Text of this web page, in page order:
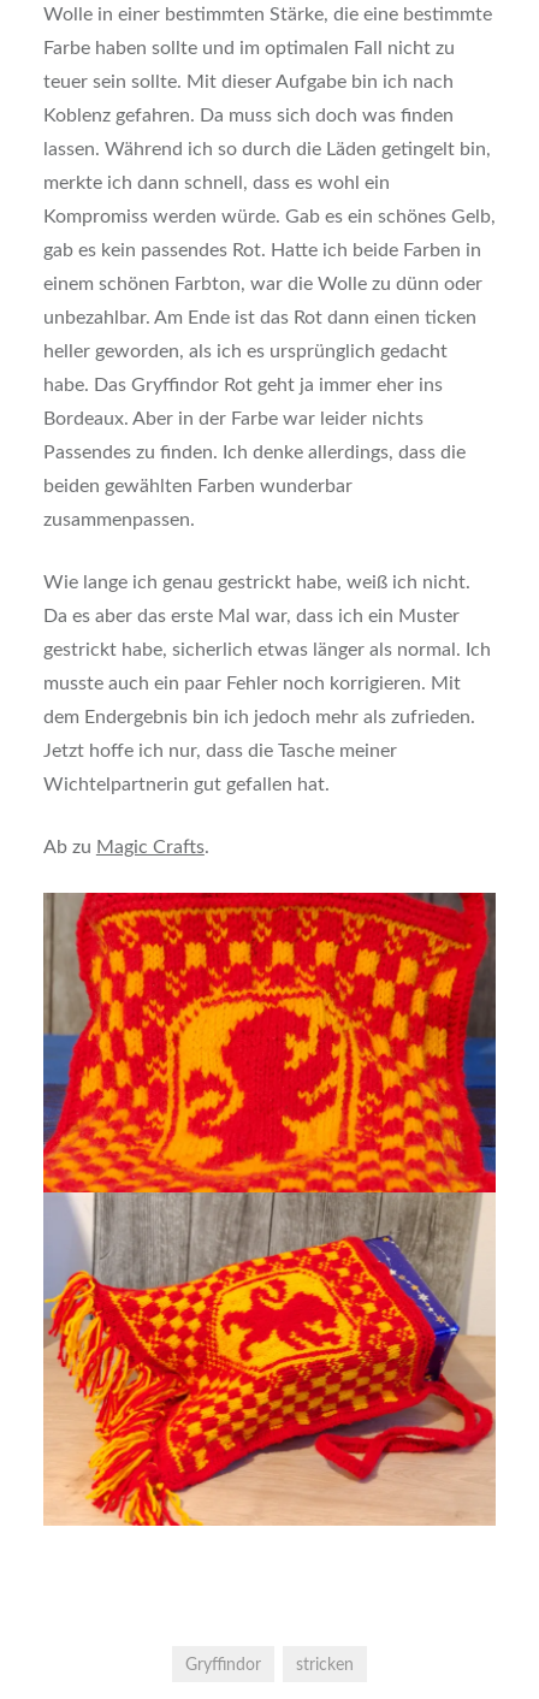
Wolle in einer bestimmten Stärke, die eine bestimmte
Farbe haben sollte und im optimalen Fall nicht zu
teuer sein sollte. Mit dieser Aufgabe bin ich nach
Koblenz gefahren. Da muss sich doch was finden
lassen. Während ich so durch die Läden getingelt bin,
merkte ich dann schnell, dass es wohl ein
Kompromiss werden würde. Gab es ein schönes Gelb,
gab es kein passendes Rot. Hatte ich beide Farben in
einem schönen Farbton, war die Wolle zu dünn oder
unbezahlbar. Am Ende ist das Rot dann einen ticken
heller geworden, als ich es ursprünglich gedacht
habe. Das Gryffindor Rot geht ja immer eher ins
Bordeaux. Aber in der Farbe war leider nichts
Passendes zu finden. Ich denke allerdings, dass die
beiden gewählten Farben wunderbar
zusammenpassen.
Wie lange ich genau gestrickt habe, weiß ich nicht.
Da es aber das erste Mal war, dass ich ein Muster
gestrickt habe, sicherlich etwas länger als normal. Ich
musste auch ein paar Fehler noch korrigieren. Mit
dem Endergebnis bin ich jedoch mehr als zufrieden.
Jetzt hoffe ich nur, dass die Tasche meiner
Wichtelpartnerin gut gefallen hat.
Ab zu Magic Crafts.
Gryffindor stricken